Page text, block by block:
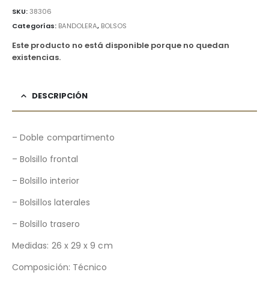
SKU:38306
Categorías: BANDOLERA, BOLSOS
Este producto no está disponible porque no quedan
existencias.
DESCRIPCIÓN
– Doble compartimento
– Bolsillo frontal
– Bolsillo interior
– Bolsillos laterales
– Bolsillo trasero
Medidas: 26 x 29 x 9 cm
Composición: Técnico